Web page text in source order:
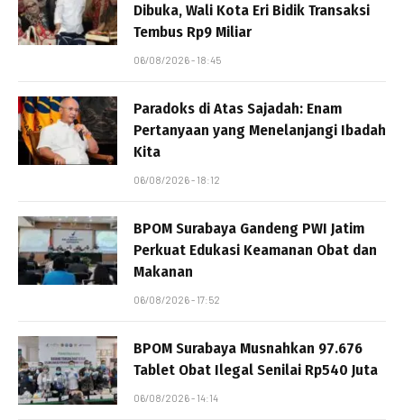
Dibuka, Wali Kota Eri Bidik Transaksi
Tembus Rp9 Miliar
06/08/2026 - 18:45
Paradoks di Atas Sajadah: Enam
Pertanyaan yang Menelanjangi Ibadah
Kita
06/08/2026 - 18:12
BPOM Surabaya Gandeng PWI Jatim
Perkuat Edukasi Keamanan Obat dan
Makanan
06/08/2026 - 17:52
BPOM Surabaya Musnahkan 97.676
Tablet Obat Ilegal Senilai Rp540 Juta
06/08/2026 - 14:14